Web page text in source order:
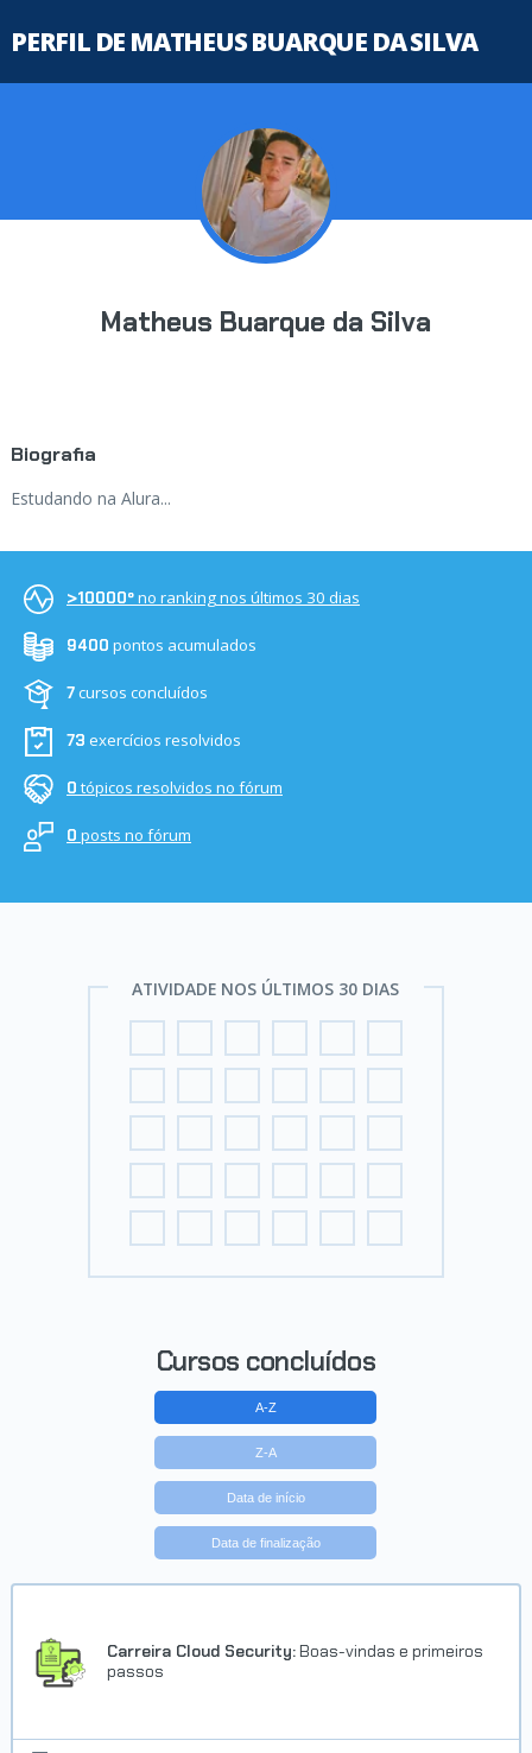
PERFIL DE MATHEUS BUARQUE DA SILVA
Matheus Buarque da Silva
Biografia
Estudando na Alura...
>10000ºno ranking nos últimos 30 dias
9400 pontos acumulados
7cursos concluídos
73 exercícios resolvidos
0 tópicos resolvidos no fórum
0 posts no fórum
ATIVIDADE NOS ÚLTIMOS 30 DIAS
Cursos concluídos
A-Z
Z-A
Data de início
Data de finalização
Carreira Cloud Security: Boas-vindas e primeiros
passos